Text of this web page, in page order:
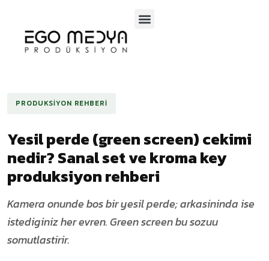
PRODUKSIYON REHBERI
Yesil perde (green screen) cekimi
nedir? Sanal set ve kroma key
produksiyon rehberi
Kamera onunde bos bir yesil perde; arkasininda ise
istediginiz her evren. Green screen bu sozuu
somutlastirir.